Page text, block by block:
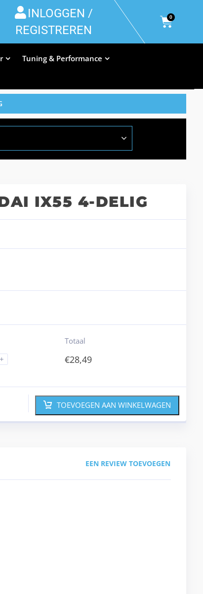
INLOGGEN /
REGISTREREN
0
Tuning & Performance
IX55 4-DELIG
+
Totaal
€28,49
TOEVOEGEN AAN WINKELWAGEN
EEN REVIEW TOEVOEGEN